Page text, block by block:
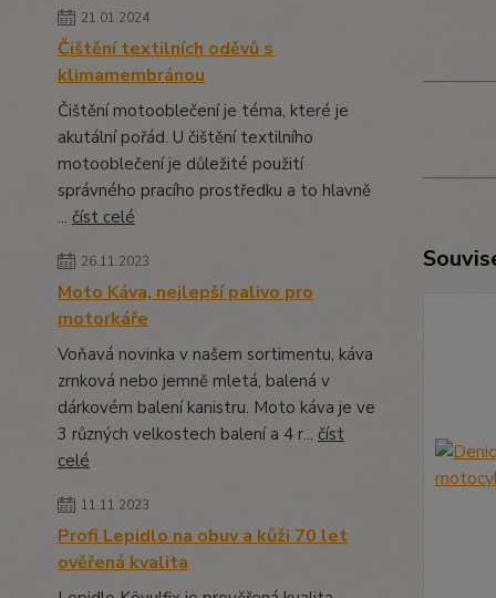
21.01.2024
Čištění textilních oděvů s
klimamembránou
Čištění motooblečení je téma, které je
akutální pořád. U čištění textilního
motooblečení je důležité použití
správného pracího prostředku a to hlavně
... číst celé
26.11.2023
Moto Káva, nejlepší palivo pro
motorkáře
Voňavá novinka v našem sortimentu, káva
zrnková nebo jemně mletá, balená v
dárkovém balení kanistru. Moto káva je ve
3 různých velkostech balení a 4 r... číst
celé
11.11.2023
Profi Lepidlo na obuv a kůži 70 let
ověřená kvalita